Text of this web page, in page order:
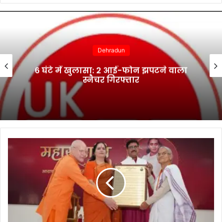
Dehradun
6 घंटे में खुलासा: 2 आई-फोन झपटने वाला
स्नैचर गिरफ्तार